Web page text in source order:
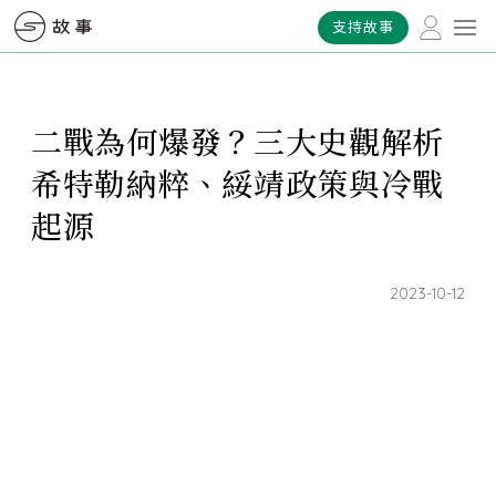
支持故事
二戰為何爆發？三大史觀解析
希特勒納粹、綏靖政策與冷戰
起源
2023-10-12